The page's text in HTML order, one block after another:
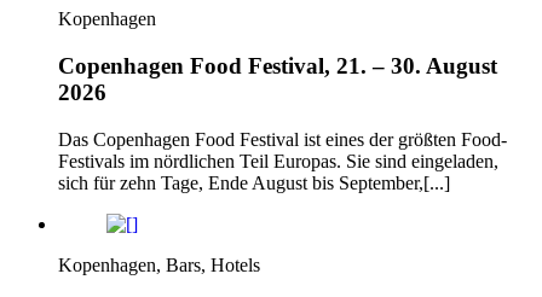
Kopenhagen
Copenhagen Food Festival, 21. – 30. August
2026
Das Copenhagen Food Festival ist eines der größten Food-
Festivals im nördlichen Teil Europas. Sie sind eingeladen,
sich für zehn Tage, Ende August bis September,[...]
Kopenhagen, Bars, Hotels